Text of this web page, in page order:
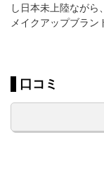
し日本未上陸ながら
メイクアップブラン
口コミ